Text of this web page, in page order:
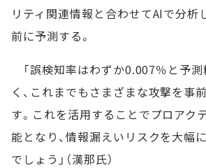
リティ関連情報と合わせてAIで分析
前に予測する。
「誤検知率はわずか0.007％と予
く、これまでもさまざまな攻撃を事
す。これを活用することでプロアク
能となり、情報漏えいリスクを大幅
でしょう」（漢那氏）